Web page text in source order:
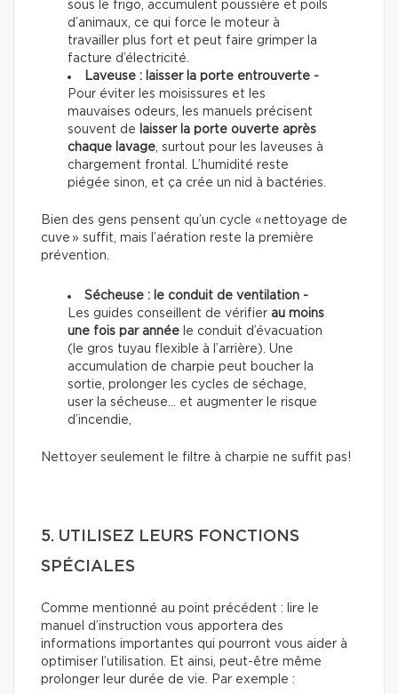
sous le frigo, accumulent poussière et poils
d’animaux, ce qui force le moteur à
travailler plus fort et peut faire grimper la
facture d’électricité.
Laveuse : laisser la porte entrouverte -
Pour éviter les moisissures et les
mauvaises odeurs, les manuels précisent
souvent de
laisser la porte ouverte après
chaque lavage, surtout pour les laveuses à
chargement frontal. L’humidité reste
piégée sinon, et ça crée un nid à bactéries.
Bien des gens pensent qu’un cycle « nettoyage de
cuve » suffit, mais l’aération reste la première
prévention.
Sécheuse : le conduit de ventilation -
Les guides conseillent de vérifier au moins
une fois par année le conduit d’évacuation
(le gros tuyau flexible à l’arrière). Une
accumulation de charpie peut boucher la
sortie, prolonger les cycles de séchage,
user la sécheuse… et augmenter le risque
d’incendie,
Nettoyer seulement le filtre à charpie ne suffit pas!
5. UTILISEZ LEURS FONCTIONS
SPÉCIALES
Comme mentionné au point précédent : lire le
manuel d’instruction vous apportera des
informations importantes qui pourront vous aider à
optimiser l’utilisation. Et ainsi, peut-être même
prolonger leur durée de vie. Par exemple :